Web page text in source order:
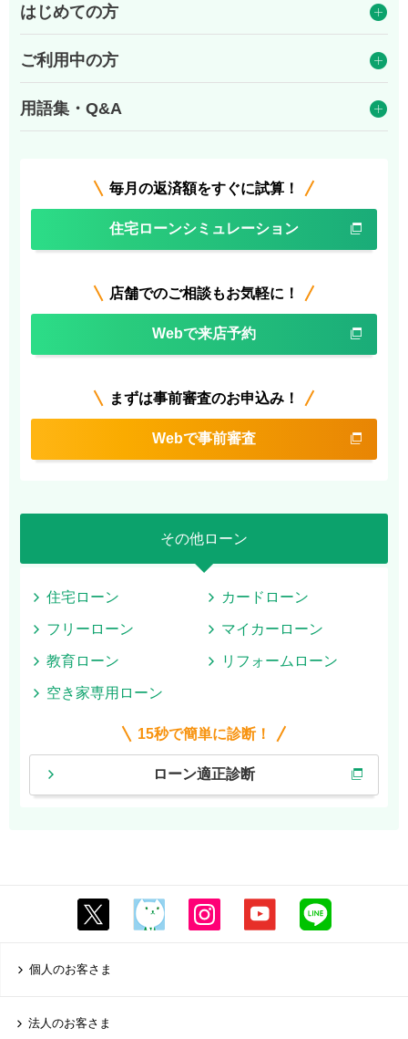
はじめての方
ご利用中の方
用語集・Q&A
毎月の返済額をすぐに試算！
住宅ローンシミュレーション
店舗でのご相談もお気軽に！
Webで来店予約
まずは事前審査のお申込み！
Webで事前審査
その他ローン
住宅ローン カードローン
フリーローン マイカーローン
教育ローン リフォームローン
空き家専用ローン
15秒で簡単に診断！
ローン適正診断
個人のお客さま
法人のお客さま